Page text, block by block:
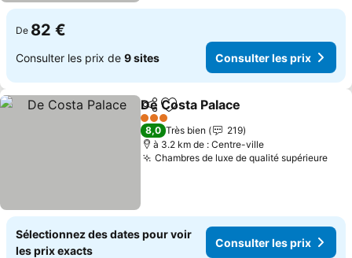
De 82 €
Consulter les prix de 9 sites Consulter les prix
PartagerAjouter à mes favoris
De Costa Palace
3 Étoiles
8,0 Très bien
219
à 3.2 km de : Centre-ville
Chambres de luxe de qualité supérieure
Sélectionnez des dates pour voir
les prix exacts
Consulter les prix